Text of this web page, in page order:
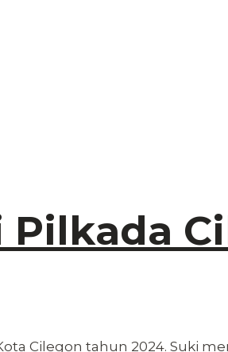
Pilkada
Cilegon tahun 2024. Suki